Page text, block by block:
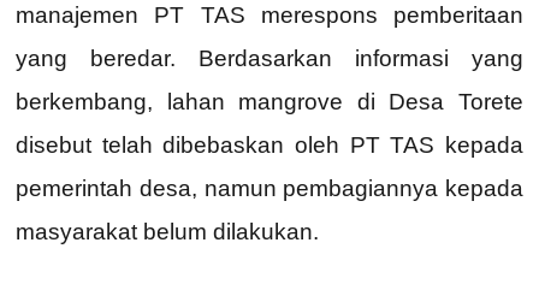
manajemen PT TAS merespons pemberitaan
yang beredar. Berdasarkan informasi yang
berkembang, lahan mangrove di Desa Torete
disebut telah dibebaskan oleh PT TAS kepada
pemerintah desa, namun pembagiannya kepada
masyarakat belum dilakukan.